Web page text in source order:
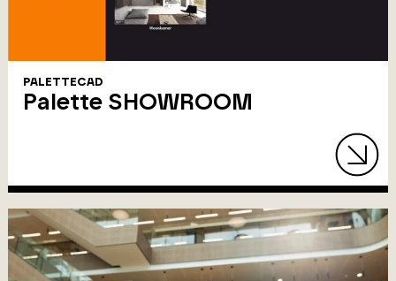
PALETTECAD
Palette SHOWROOM